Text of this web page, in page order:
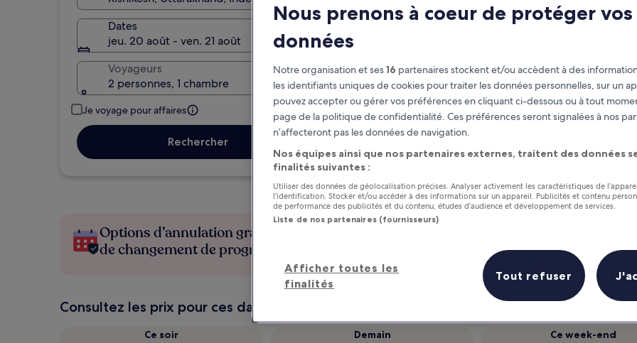
Dates
jeu. 20 août - ven. 21 août
Voyageurs
2 personnes, 1 chambre
Je voyage pour affaires
Rechercher
Options d’annulation gratuite en cas
de changement de programme
chaque nuit séjournée
Consultez les prix pour ces dates
Ce soir
Demain
Ce week-end
Nous prenons à coeur de protéger vos
données
Notre organisation et ses16 partenaires stockent et/ou accèdent à des
les identifiants uniques de cookies pour traiter les données personnelles, sur un
pouvez accepter ou gérer vos préférences en cliquant ci-dessous ou à tout
page de la politique de confidentialité. Ces préférences seront signalées à nos
n’affecteront pas les données de navigation.
Nos équipes ainsi que nos partenaires externes, traitent des données
finalités suivantes :
Utiliser des données de géolocalisation précises. Analyser activement les caractéristiques de
l’identification. Stocker et/ou accéder à des informations sur un appareil. Publicités et contenu
de performance des publicités et du contenu, études d’audience et développement de services.
Liste de nos partenaires (fournisseurs)
Afficher toutes les
finalités
Tout refuser